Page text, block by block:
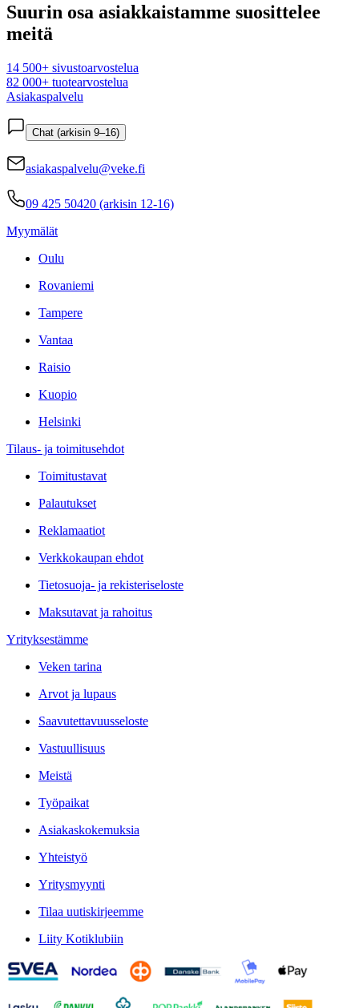
Suurin osa asiakkaistamme suosittelee
meitä
14 500+ sivustoarvostelua
82 000+ tuotearvostelua
Asiakaspalvelu
Chat (arkisin 9–16)
asiakaspalvelu@veke.fi
09 425 50420 (arkisin 12-16)
Myymälät
Oulu
Rovaniemi
Tampere
Vantaa
Raisio
Kuopio
Helsinki
Tilaus- ja toimitusehdot
Toimitustavat
Palautukset
Reklamaatiot
Verkkokaupan ehdot
Tietosuoja- ja rekisteriseloste
Maksutavat ja rahoitus
Yrityksestämme
Veken tarina
Arvot ja lupaus
Saavutettavuusseloste
Vastuullisuus
Meistä
Työpaikat
Asiakaskokemuksia
Yhteistyö
Yritysmyynti
Tilaa uutiskirjeemme
Liity Kotiklubiin